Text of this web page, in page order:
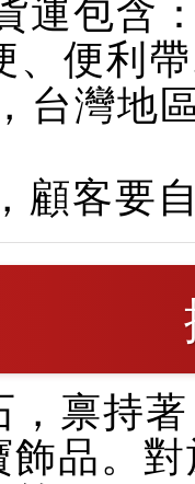
運包含
、便利
台灣地
顧客要
，禀持
品。